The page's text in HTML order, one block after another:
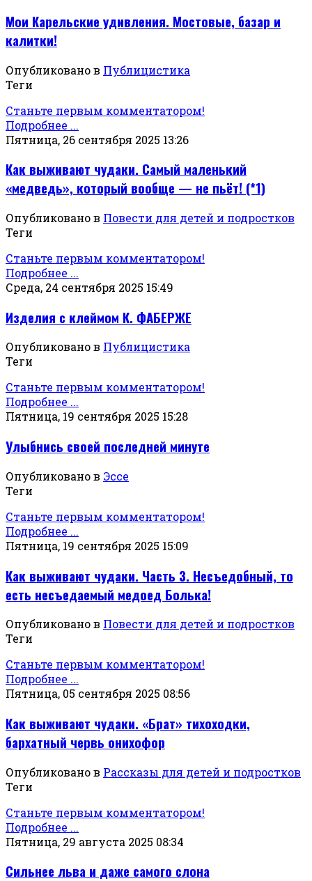
Мои Карельские удивления. Мостовые, базар и
калитки!
Опубликовано в Публицистика
Теги
Станьте первым комментатором!
Подробнее ...
Пятница, 26 сентября 2025 13:26
Как выживают чудаки. Самый маленький
«медведь», который вообще — не пьёт! (*1)
Опубликовано в Повести для детей и подростков
Теги
Станьте первым комментатором!
Подробнее ...
Среда, 24 сентября 2025 15:49
Изделия с клеймом К. ФАБЕРЖЕ
Опубликовано в Публицистика
Теги
Станьте первым комментатором!
Подробнее ...
Пятница, 19 сентября 2025 15:28
Улыбнись своей последней минуте
Опубликовано в Эссе
Теги
Станьте первым комментатором!
Подробнее ...
Пятница, 19 сентября 2025 15:09
Как выживают чудаки. Часть 3. Несъедобный, то
есть несъедаемый медоед Болька!
Опубликовано в Повести для детей и подростков
Теги
Станьте первым комментатором!
Подробнее ...
Пятница, 05 сентября 2025 08:56
Как выживают чудаки. «Брат» тихоходки,
бархатный червь онихофор
Опубликовано в Рассказы для детей и подростков
Теги
Станьте первым комментатором!
Подробнее ...
Пятница, 29 августа 2025 08:34
Сильнее льва и даже самого слона